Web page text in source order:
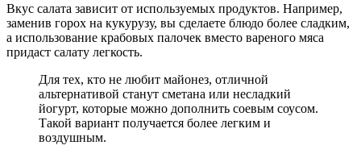
Вкус салата зависит от используемых продуктов. Например,
заменив горох на кукурузу, вы сделаете блюдо более сладким,
а использование крабовых палочек вместо вареного мяса
придаст салату легкость.
Для тех, кто не любит майонез, отличной
альтернативой станут сметана или несладкий
йогурт, которые можно дополнить соевым соусом.
Такой вариант получается более легким и
воздушным.